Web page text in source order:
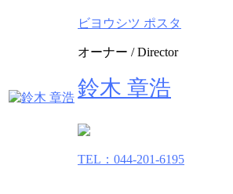
ビヨウシツ ポスタ
オーナー / Director
鈴木 章浩
TEL：044-201-6195